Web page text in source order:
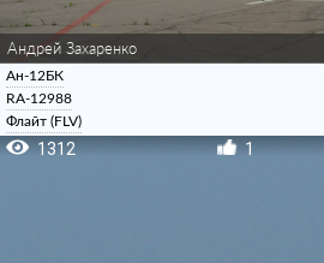
Андрей Захаренко
Ан-12БК
RA-12988
Флайт (FLV)
1312 1